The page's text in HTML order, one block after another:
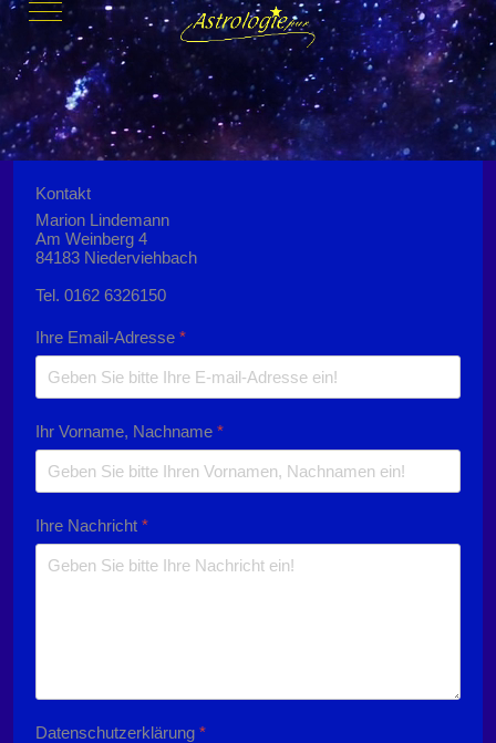
Mobile Menu Toggle
Kontakt
Marion Lindemann
Am Weinberg 4
84183 Niederviehbach
Tel. 0162 6326150
Ihre Email-Adresse *
Ihr Vorname, Nachname *
Ihre Nachricht *
Datenschutzerklärung *